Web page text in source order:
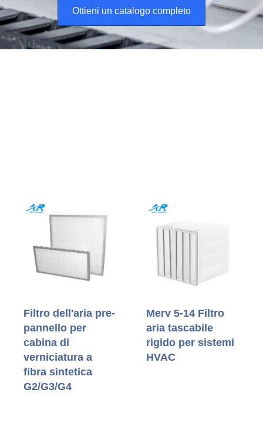
Ottieni un catalogo completo
Filtro dell'aria pre-
pannello per
cabina di
verniciatura a
fibra sintetica
G2/G3/G4
Merv 5-14 Filtro
aria tascabile
rigido per sistemi
HVAC